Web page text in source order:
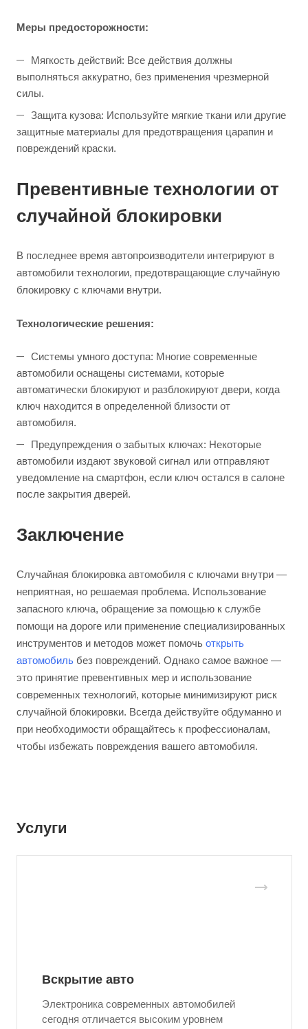
Меры предосторожности:
Мягкость действий: Все действия должны
выполняться аккуратно, без применения чрезмерной
силы.
Защита кузова: Используйте мягкие ткани или другие
защитные материалы для предотвращения царапин и
повреждений краски.
Превентивные технологии от
случайной блокировки
В последнее время автопроизводители интегрируют в
автомобили технологии, предотвращающие случайную
блокировку с ключами внутри.
Технологические решения:
Системы умного доступа: Многие современные
автомобили оснащены системами, которые
автоматически блокируют и разблокируют двери, когда
ключ находится в определенной близости от
автомобиля.
Предупреждения о забытых ключах: Некоторые
автомобили издают звуковой сигнал или отправляют
уведомление на смартфон, если ключ остался в салоне
после закрытия дверей.
Заключение
Случайная блокировка автомобиля с ключами внутри —
неприятная, но решаемая проблема. Использование
запасного ключа, обращение за помощью к службе
помощи на дороге или применение специализированных
инструментов и методов может помочь открыть
автомобиль без повреждений. Однако самое важное —
это принятие превентивных мер и использование
современных технологий, которые минимизируют риск
случайной блокировки. Всегда действуйте обдуманно и
при необходимости обращайтесь к профессионалам,
чтобы избежать повреждения вашего автомобиля.
Услуги
Вскрытие авто
Электроника современных автомобилей
сегодня отличается высоким уровнем